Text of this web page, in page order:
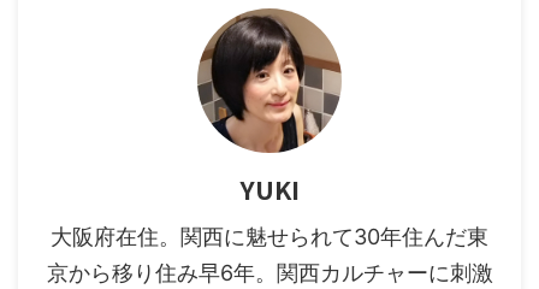
YUKI
大阪府在住。関西に魅せられて30年住んだ東
京から移り住み早6年。関西カルチャーに刺激